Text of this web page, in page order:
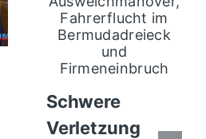
Schwere
Verletzung